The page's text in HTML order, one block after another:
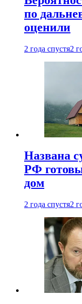
по
оценили
2 года спустя2
Названа
РФ
дом
2 года спустя2